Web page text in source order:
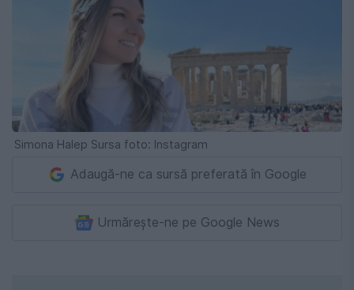
Simona Halep Sursa foto: Instagram
Adaugă-ne ca sursă preferată în Google
Urmărește-ne pe Google News